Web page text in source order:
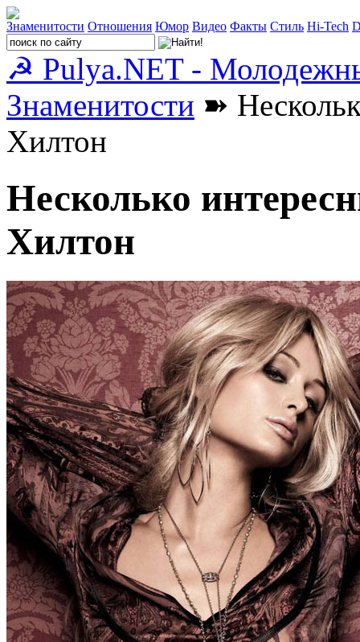
Знаменитости Отношения Юмор Видео Факты Стиль Hi-Tech
☭ Pulya.NET -
Знаменитости ➽
Хилтон
Несколько
Хилтон